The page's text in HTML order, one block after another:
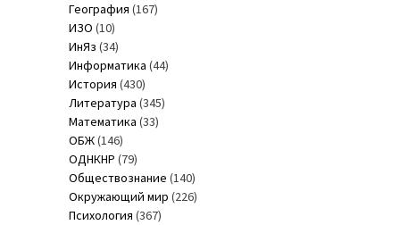
География (167)
ИЗО (10)
ИнЯз (34)
Информатика (44)
История (430)
Литература (345)
Математика (33)
ОБЖ(146)
ОДНКНР (79)
Обществознание (140)
Окружающий мир (226)
Психология (367)